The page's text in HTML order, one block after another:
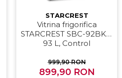
STARCREST
Vitrina frigorifica
STARCREST SBC-92BKE,
93 L, Control
H 83.2 cm, Negru
999,90 RON
899,90 RON